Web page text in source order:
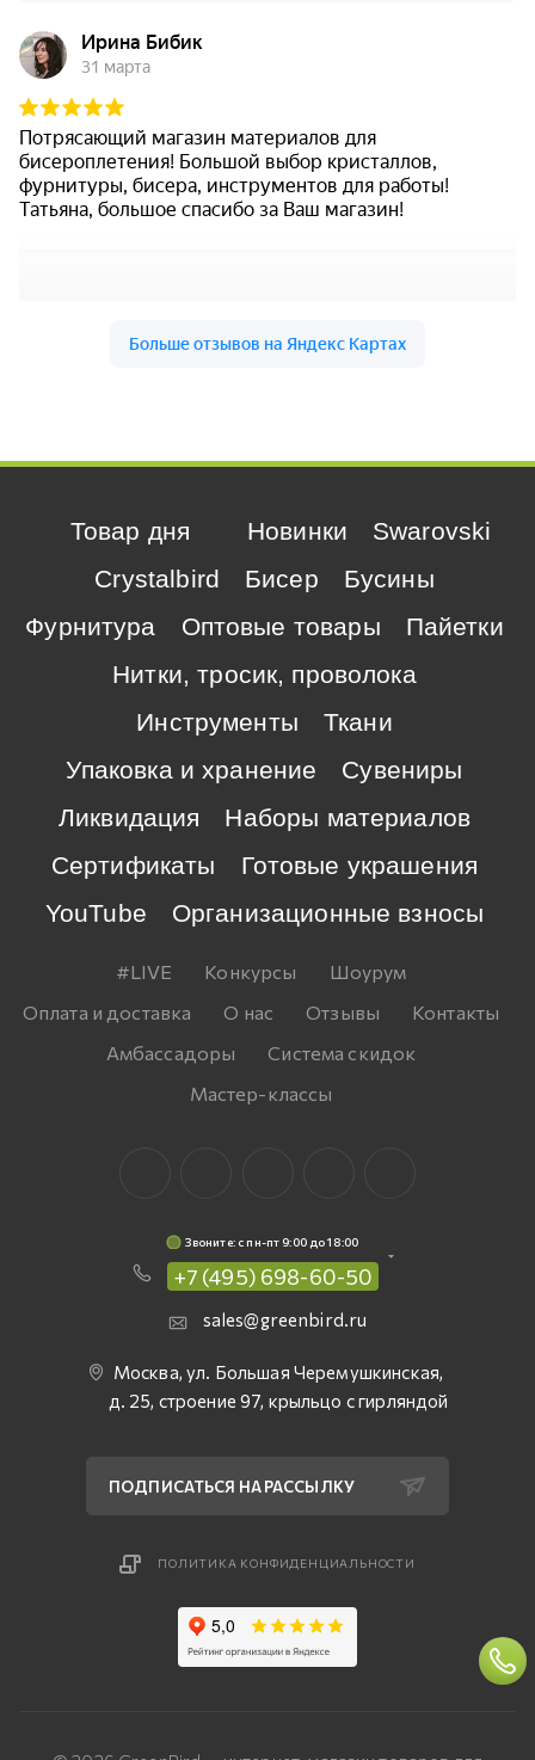
Товар дня Новинки
Swarovski
Crystalbird
Бисер
Бусины
Фурнитура
Оптовые товары
Пайетки
Нитки, тросик, проволока
Инструменты
Ткани
Упаковка и хранение
Сувениры
Ликвидация
Наборы материалов
Сертификаты
Готовые украшения
YouTube
Организационные взносы
#LIVE Конкурсы
Шоурум
Оплата и доставка
О нас Отзывы
Контакты
Амбассадоры
Система скидок
Мастер-классы
Звоните: c пн-пт 9:00 до 18:00
+7 (495) 698-60-50
sales@greenbird.ru
Москва, ул. Большая Черемушкинская,
д. 25, строение 97, крыльцо с гирляндой
ПОДПИСАТЬСЯ НА РАССЫЛКУ
ПОЛИТИКА КОНФИДЕНЦИАЛЬНОСТИ